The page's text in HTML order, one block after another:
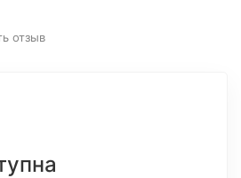
отзыв